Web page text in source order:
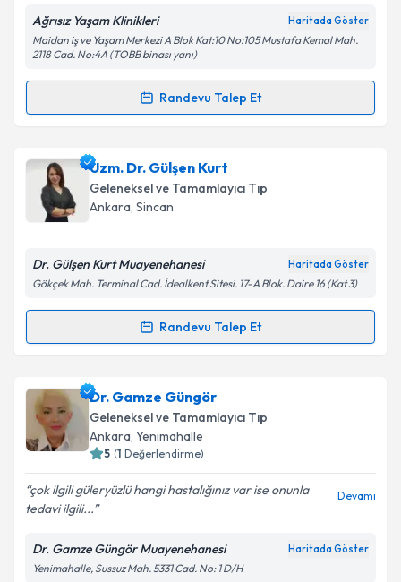
Kişisel verilerimin işlenmesine ilişkin
Aydınlatma
Metni'ni okudum ve kişisel verilerimin belirtilen
kapsamda işlenmesini kabul ediyorum.
Takvim Talebini Gönder
Ağrısız Yaşam Klinikleri Haritada Göster
Maidan iş ve Yaşam Merkezi A Blok Kat:10 No:105 Mustafa Kemal Mah.
2118 Cad. No:4A (TOBB binası yanı)
Randevu Talep Et
Randevu Takvimi Talebi
Uzm. Dr. Derya Caniçin randevu takvimi talebi
oluşturun. Size bu uzmandan randevu almanız için bir
takvim hazırlandığında e-posta ile bilgilendireceğiz.
Kişisel verilerimin işlenmesine ilişkin
Metni'ni okudum ve kişisel verilerimin belirtilen
Takvim Talebini Gönder
Uzm. Dr. Gülşen Kurt
Geleneksel ve Tamamlayıcı Tıp
Ankara, Sincan
Dr. Gülşen Kurt Muayenehanesi Haritada Göster
Gökçek Mah. Terminal Cad. İdealkent Sitesi. 17-A Blok. Daire 16 (Kat 3)
Randevu Talep Et
Randevu Takvimi Talebi
Uzm. Dr. Gülşen Kurtiçin randevu takvimi talebi
oluşturun. Size bu uzmandan randevu almanız için bir
takvim hazırlandığında e-posta ile bilgilendireceğiz.
Kişisel verilerimin işlenmesine ilişkin
Aydınlatma
Metni'ni okudum ve kişisel verilerimin belirtilen
Dr. Gamze Güngör
Geleneksel ve Tamamlayıcı Tıp
Ankara, Yenimahalle
5 (1 Değerlendirme)
çok ilgili güleryüzlü hangi hastalığınız var ise onunla
tedavi ilgili...
Devamı
Dr. Gamze Güngör Muayenehanesi Haritada Göster
Yenimahalle, Sussuz Mah. 5331 Cad. No: 1 D/H